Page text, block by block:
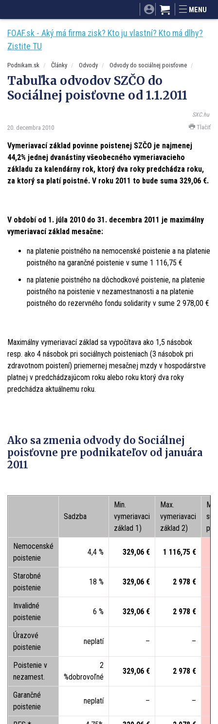
Mnamky-recepty.sk
MENU
FOAF.sk - Aký má firma zisk? Kto ju vlastní? Kto má dlhy?
Zistite TU
Podnikam.sk Články Odvody Odvody do sociálnej poisťovne
Tabuľka odvodov SZČO do
Sociálnej poisťovne od 1.1.2011
SXC.hu
20. decembra 2010 Tlačiť
Vymeriavací základ povinne poistenej SZČO je najmenej
44,2% jednej dvanástiny všeobecného vymeriavacieho
základu za kalendárny rok, ktorý dva roky predchádza roku,
za ktorý sa platí poistné. V roku 2011 to bude suma 329,06 €.
V období od 1. júla 2010 do 31. decembra 2011 je maximálny
vymeriavací základ mesačne:
na platenie poistného na nemocenské poistenie a na platenie
poistného na garančné poistenie v sume 1 116,75 €
na platenie poistného na dôchodkové poistenie, na platenie
poistného na poistenie v nezamestnanosti a na platenie
poistného do rezervného fondu solidarity v sume 2 978,00 €
Maximálny vymeriavací základ sa vypočítava ako 1,5 násobok
resp. ako 4 násobok pri sociálnych poisteniach (3 násobok pri
zdravotnom poistení) priemernej mesačnej mzdy v hospodárstve
platnej v predchádzajúcom roku alebo roku ktorý dva roky
predchádza aktuálnemu roku.
Ako sa zmenia odvody do Sociálnej
poisťovne pre podnikateľov od januára
2011
Sadzba
Min.
vymeriavaci
základ 1)
Max.
vymeriavaci
základ 2)
Min.
Nemocenské
poistenie
4,4 % 329,06 € 1 116,75 €
Starobné
poistenie
18 % 329,06 € 2 978 €
Invalidné
poistenie
6 % 329,06 € 2 978 €
Úrazové
poistenie
neplatí – –
Poistenie v
nezamest.
2
%dobrovoľné
329,06 € 2 978 €
Garančné
poistenie
neplatí – –